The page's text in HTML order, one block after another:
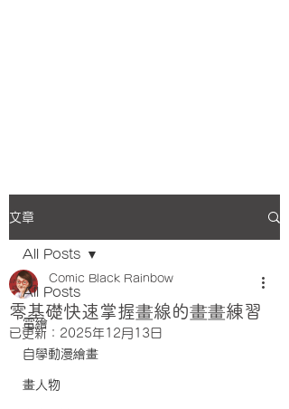
文章
All Posts
電繪
自學動漫繪畫
畫人物
All Posts
零基礎快速掌握畫線的畫畫練習
Comic Black Rainbow
已更新： 2025年12月13日